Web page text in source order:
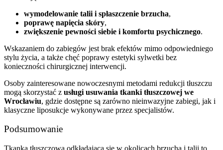
wymodelowanie talii i spłaszczenie brzucha,
poprawę napięcia skóry,
zwiększenie pewności siebie i komfortu psychicznego.
Wskazaniem do zabiegów jest brak efektów mimo odpowiedniego
stylu życia, a także chęć poprawy estetyki sylwetki bez
konieczności chirurgicznej interwencji.
Osoby zainteresowane nowoczesnymi metodami redukcji tłuszczu
mogą skorzystać z usługi usuwania tkanki tłuszczowej we
Wrocławiu, gdzie dostępne są zarówno nieinwazyjne zabiegi, jak i
klasyczne liposukcje wykonywane przez specjalistów.
Podsumowanie